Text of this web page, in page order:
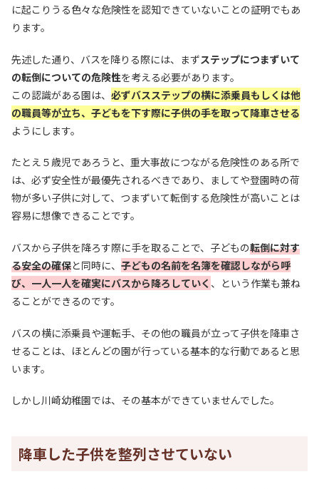
に起こりうる色々な危険性を認知できていないことの証明でもあ
ります。
先述した通り、バスを降りる際には、まずステップにつまずいて
の転倒についての危険性を考える必要があります。
この認識がある園は、 必ずバスステップの横に添乗員もしくは他
の職員等が立ち、子どもを下す際に子供の手を取って降車させる
ようにします。
たとえ５歳児であろうと、重大事故につながる危険性のある所で
は、必ず安全性が最優先されるべきであり、ましてや登園時の荷
物が多い子供に対して、つまずいて転倒する危険性が高いことは
容易に想像できることです。
バスから子供を降ろす際に手を取ることで、子どもの転倒に対す
る安全の確保と同時に、 子どもの名前を名簿を確認しながら呼
び、一人一人を確実にバスから降ろしていく 、という作業も兼ね
ることができるのです。
バスの横に添乗員や運転手、その他の職員が立って子供を降車さ
せることは、ほとんどの園が行っている基本的な行動であると思
います。
しかし川崎幼稚園では、その基本ができていませんでした。
降車した子供を整列させていない